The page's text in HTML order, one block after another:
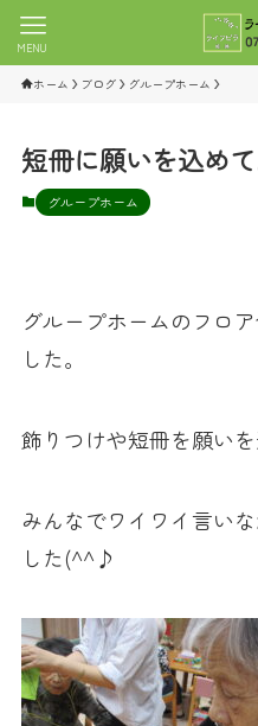
MENU
ホーム ブログ グループホーム
短冊に願いを込め
グループホーム
グループホームのフロ
した。
飾りつけや短冊を願いを
みんなでワイワイ言い
した(^^♪